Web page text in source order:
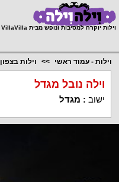
וילות יוקרה למסיבות ונופש מבית VillaVilla
וילות - עמוד ראשי וילות בצפון
וילה נובל מגדל
ישוב : מגדל